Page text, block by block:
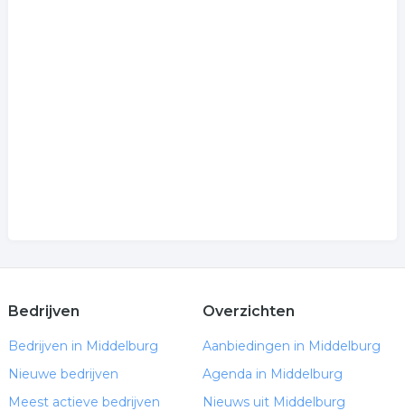
Bedrijven
Bedrijven in Middelburg
Nieuwe bedrijven
Meest actieve bedrijven
Overzichten
Aanbiedingen in Middelburg
Agenda in Middelburg
Nieuws uit Middelburg